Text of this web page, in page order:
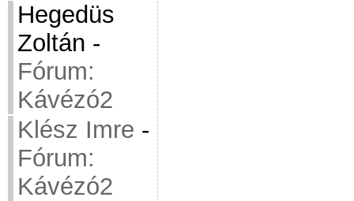
Hegedüs
Zoltán -
Fórum:
Kávézó2
Klész Imre -
Fórum:
Kávézó2